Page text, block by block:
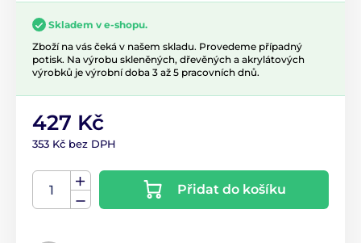
Skladem v e-shopu.
Zboží na vás čeká v našem skladu. Provedeme případný
potisk. Na výrobu skleněných, dřevěných a akrylátových
výrobků je výrobní doba 3 až 5 pracovních dnů.
427 Kč
353 Kč bez DPH
Přidat do košíku